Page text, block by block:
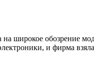
на широкое обозрение
и фирма